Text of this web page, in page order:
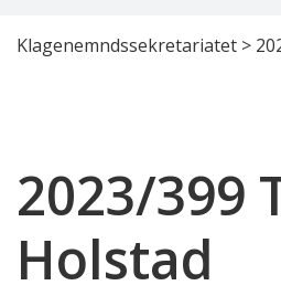
Klagenemndssekretariatet >
2023/399
Holstad